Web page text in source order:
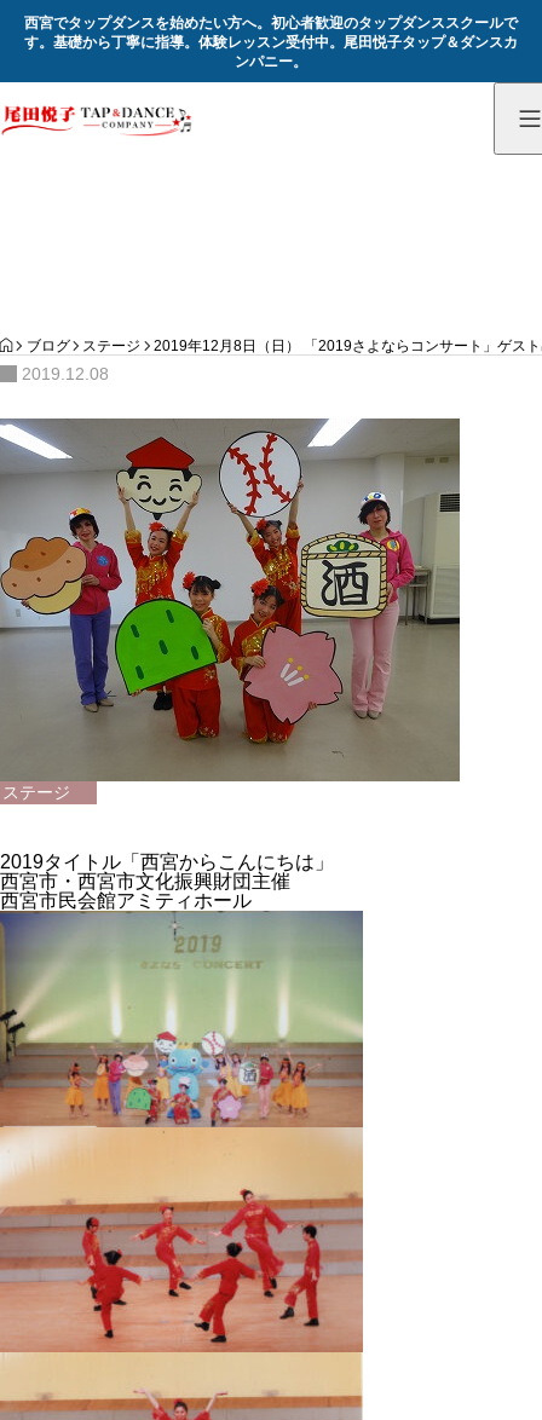
西宮でタップダンスを始めたい方へ。初心者歓迎のタップダンススクールで
す。基礎から丁寧に指導。体験レッスン受付中。尾田悦子タップ＆ダンスカ
ンパニー。
HOME
ブログ ステージ 2019年12月8日（日） 「2019さよならコンサート」ゲス
2019.12.08
ステージ
2019タイトル「西宮からこんにちは」
西宮市・西宮市文化振興財団主催
西宮市民会館アミティホール